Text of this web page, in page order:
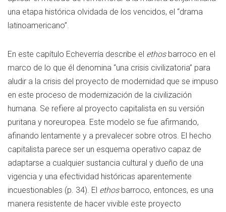
una etapa histórica olvidada de los vencidos, el “drama
latinoamericano”.
En este capítulo Echeverría describe el ethos barroco en el
marco de lo que él denomina “una crisis civilizatoria” para
aludir a la crisis del proyecto de modernidad que se impuso
en este proceso de modernización de la civilización
humana. Se refiere al proyecto capitalista en su versión
puritana y noreuropea. Este modelo se fue afirmando,
afinando lentamente y a prevalecer sobre otros. El hecho
capitalista parece ser un esquema operativo capaz de
adaptarse a cualquier sustancia cultural y dueño de una
vigencia y una efectividad históricas aparentemente
incuestionables (p. 34). El ethosbarroco, entonces, es una
manera resistente de hacer vivible este proyecto